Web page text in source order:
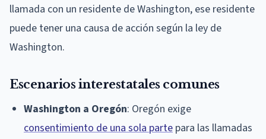
llamada con un residente de Washington, ese residente
puede tener una causa de acción según la ley de
Washington.
Escenarios interestatales comunes
Washington a Oregón: Oregón exige
consentimiento de una sola parte para las llamadas